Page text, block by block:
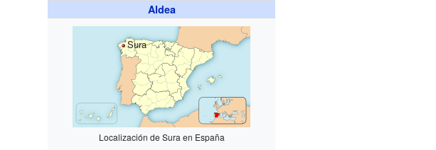
Aldea
Sura
Localización de Sura en España